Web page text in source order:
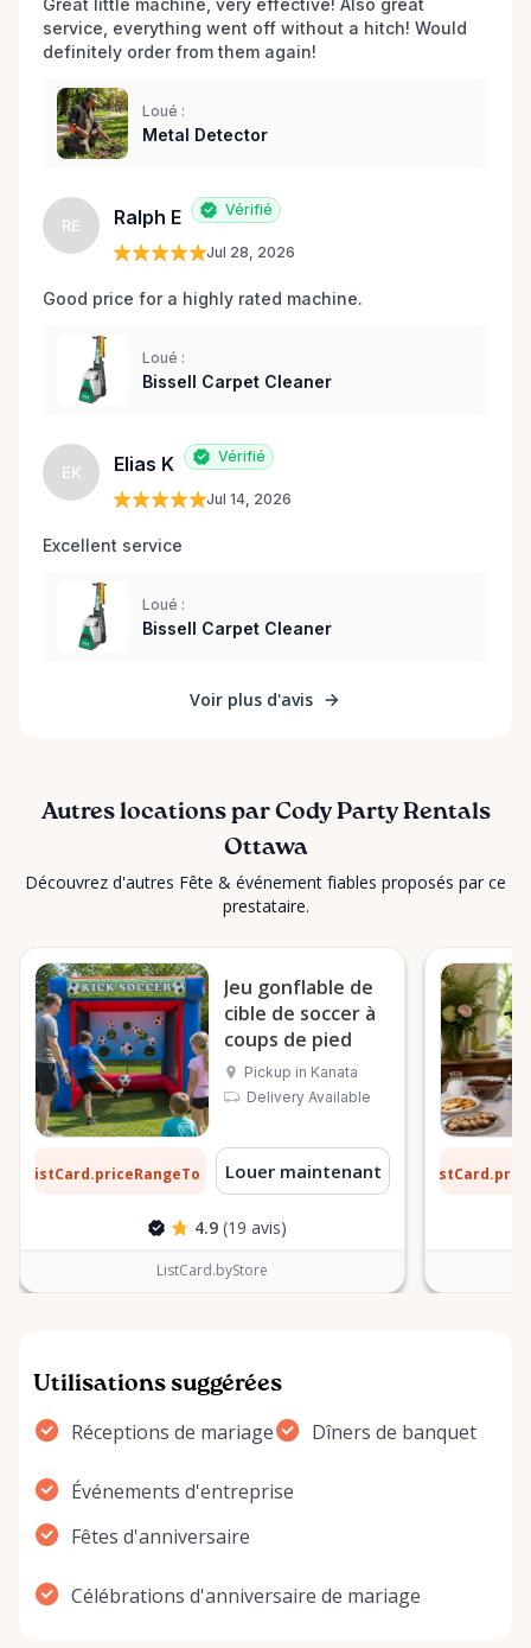
Great little machine, very effective! Also great
service, everything went off without a hitch! Would
definitely order from them again!
Loué :
Metal Detector
RE Ralph E Vérifié
Jul 28, 2026
Good price for a highly rated machine.
Loué :
Bissell Carpet Cleaner
EK Elias K Vérifié
Jul 14, 2026
Excellent service
Loué :
Bissell Carpet Cleaner
Voir plus d'avis
Autres locations par Cody Party Rentals
Ottawa
Découvrez d'autres Fête & événement fiables proposés par ce
prestataire.
Jeu gonflable de
cible de soccer à
coups de pied
Pickup in Kanata
Delivery Available
ListCard.priceRangeTo par jour
Louer maintenant
4.9 (19 avis)
ListCard.byStore
Utilisations suggérées
Réceptions de mariage Dîners de banquet
Événements d'entreprise
Fêtes d'anniversaire
Célébrations d'anniversaire de mariage